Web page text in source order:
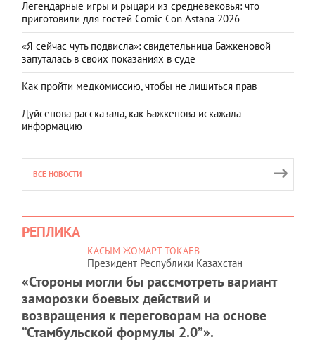
Легендарные игры и рыцари из средневековья: что
приготовили для гостей Comic Con Astana 2026
«Я сейчас чуть подвисла»: свидетельница Бажкеновой
запуталась в своих показаниях в суде
Как пройти медкомиссию, чтобы не лишиться прав
Дуйсенова рассказала, как Бажкенова искажала
информацию
ВСЕ НОВОСТИ
РЕПЛИКА
КАСЫМ-ЖОМАРТ ТОКАЕВ
Президент Республики Казахстан
«Стороны могли бы рассмотреть вариант
заморозки боевых действий и
возвращения к переговорам на основе
“Стамбульской формулы 2.0”».